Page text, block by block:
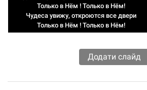
Только в Нём ! Только в Нём!
Чудеса увижу, откроются все двери
Только в Нём ! Только в Нём!